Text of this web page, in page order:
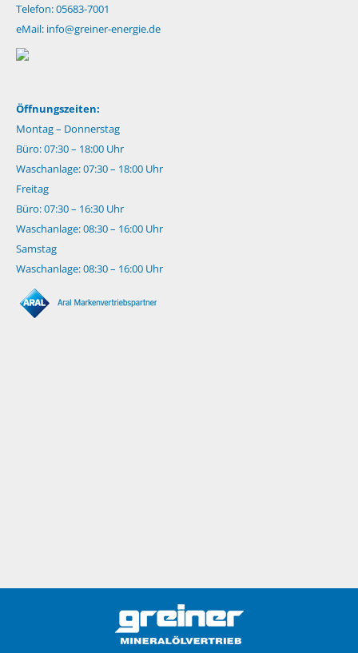
Telefon: 05683-7001
eMail: info@greiner-energie.de
Öffnungszeiten:
Montag – Donnerstag
Büro: 07:30 – 18:00 Uhr
Waschanlage: 07:30 – 18:00 Uhr
Freitag
Büro: 07:30 – 16:30 Uhr
Waschanlage: 08:30 – 16:00 Uhr
Samstag
Waschanlage: 08:30 – 16:00 Uhr